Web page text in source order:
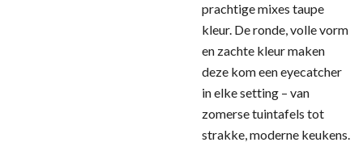
prachtige mixes taupe
kleur. De ronde, volle vorm
en zachte kleur maken
deze kom een eyecatcher
in elke setting – van
zomerse tuintafels tot
strakke, moderne keukens.